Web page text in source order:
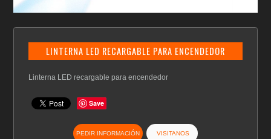
LINTERNA LED RECARGABLE PARA ENCENDEDOR
Linterna LED recargable para encendedor
Save
PEDIR INFORMACIÓN VISITANOS